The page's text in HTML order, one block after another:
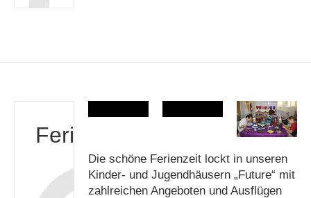
Ferienzeit
Die schöne Ferienzeit lockt in unseren
Kinder- und Jugendhäusern „Future“ mit
zahlreichen Angeboten und Ausflügen